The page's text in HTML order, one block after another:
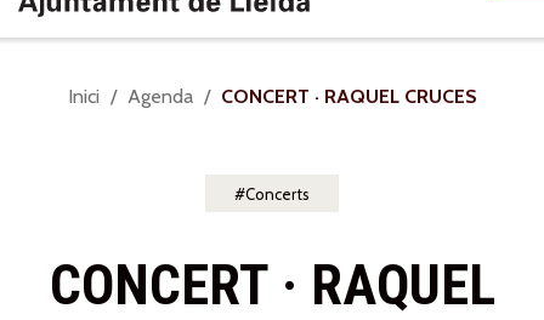
Sou
Inici Agenda CONCERT · RAQUEL CRUCES
Concerts
CONCERT · RAQUEL